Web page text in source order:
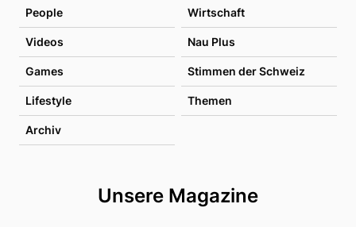
People Wirtschaft
Videos Nau Plus
Games Stimmen der Schweiz
Lifestyle Themen
Archiv
Unsere Magazine